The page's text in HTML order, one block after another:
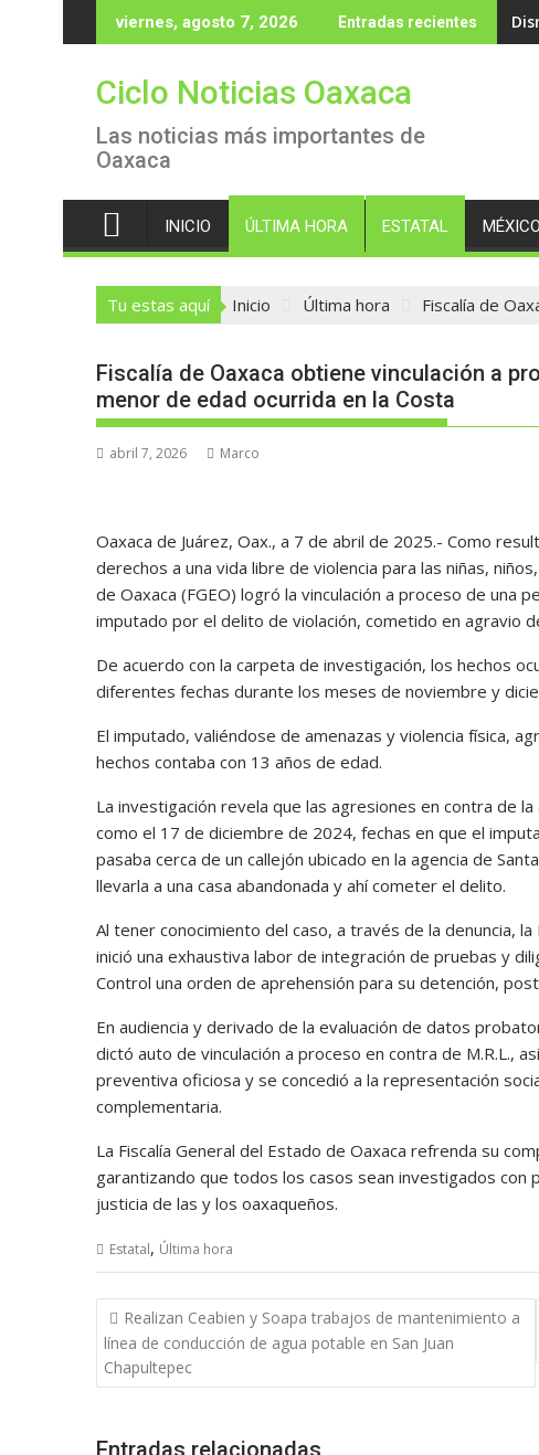
al
viernes, agosto 7, 2026 Entradas recientes
Ciclo Noticias Oaxaca
Las noticias más importantes de
Oaxaca
INICIO ÚLTIMA HORA ESTATAL
Tu estas aquí Inicio Última hora Fiscalía de
Fiscalía de Oaxaca obtiene vinculación a
menor de edad ocurrida en la Costa
abril 7, 2026 Marco
Oaxaca de Juárez, Oax., a 7 de abril de 2025.- Como
derechos a una vida libre de violencia para las niñas,
de Oaxaca (FGEO) logró la vinculación a proceso de una
imputado por el delito de violación, cometido en agravio
De acuerdo con la carpeta de investigación, los hechos
diferentes fechas durante los meses de noviembre y
El imputado, valiéndose de amenazas y violencia física,
hechos contaba con 13 años de edad.
La investigación revela que las agresiones en contra de
como el 17 de diciembre de 2024, fechas en que el
pasaba cerca de un callejón ubicado en la agencia de
llevarla a una casa abandonada y ahí cometer el delito.
Al tener conocimiento del caso, a través de la denuncia,
inició una exhaustiva labor de integración de pruebas y
Control una orden de aprehensión para su detención,
En audiencia y derivado de la evaluación de datos
dictó auto de vinculación a proceso en contra de M.R.L.,
preventiva oficiosa y se concedió a la representación
complementaria.
La Fiscalía General del Estado de Oaxaca refrenda su
garantizando que todos los casos sean investigados con
justicia de las y los oaxaqueños.
Estatal, Última hora
Navegación
de
entradas
Realizan Ceabien y Soapa trabajos de mantenimiento a
línea de conducción de agua potable en San Juan
Chapultepec
Entradas relacionadas